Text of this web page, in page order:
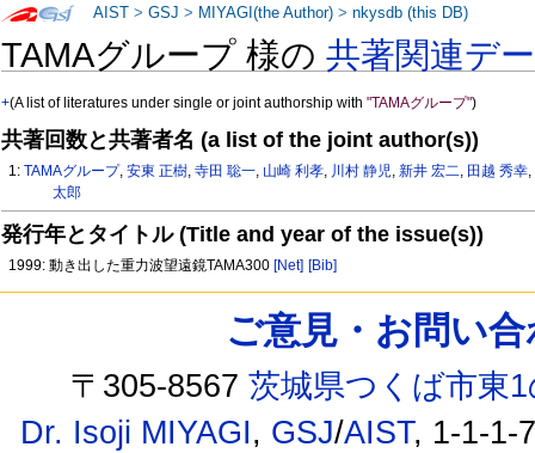
TAMAグループ 様の共著関連デ
+(A list of literatures under single or joint authorship with"TAMAグループ")
共著回数と共著者名 (a list of the joint author(s))
1:TAMAグループ,安東 正樹,寺田 聡一, 山崎 利孝, 川村 静児,新井 宏二, 田越 秀幸,
太郎
発行年とタイトル (Title and year of the issue(s))
1999: 動き出した重力波望遠鏡TAMA300 [Net] [Bib]
AIST >GSJ > MIYAGI(the Author) >nkysdb (this DB)
ご意見・お問い
〒305-8567茨城県つくば市東
Dr. Isoji MIYAGI, GSJ/AIST, 1-1-1-